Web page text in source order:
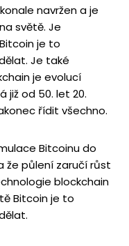
navržen a je
světě. Je
je to
Je také
je evolucí
již od 50. let 20.
řídit všechno.
Bitcoinu do
že půlení zaručí růst
blockchain
Bitcoin je to